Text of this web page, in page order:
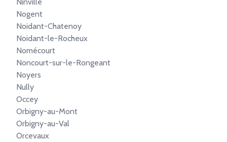
Nogent
Noidant-Chatenoy
Noidant-le-Rocheux
Nomécourt
Noncourt-sur-le-Rongeant
Noyers
Nully
Occey
Orbigny-au-Mont
Orbigny-au-Val
Orcevaux